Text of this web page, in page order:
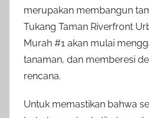
merupakan membangun
Tukang Taman Riverfront
Murah #1 akan mulai
tanaman, dan memberesi
rencana.
Untuk memastikan bahwa